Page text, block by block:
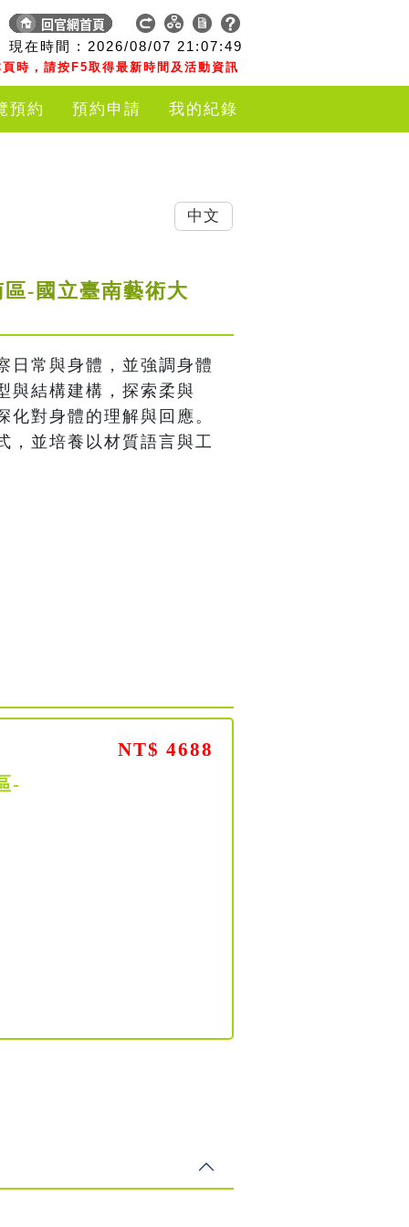
現在時間 : 2026/08/07 21:07:49
時，請按F5取得最新時間及活動資訊
預約 預約申請 我的紀錄
-國立臺南藝術大
日常與身體，並強調身體
與結構建構，探索柔與
對身體的理解與回應。
，並培養以材質語言與工
-
NT$ 4688